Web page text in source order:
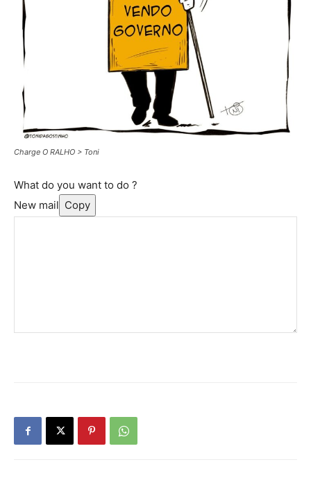
Charge O RALHO > Toni
What do you want to do ?
New mail Copy